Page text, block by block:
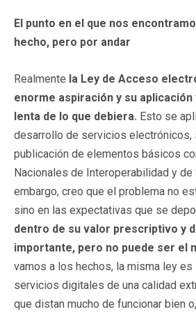
El punto en el que nos
hecho, pero por andar
Realmente la Ley de Acceso
enorme aspiración y su
lenta de lo que debiera. Esto se
desarrollo de servicios electrónicos,
publicación de elementos básicos
Nacionales de Interoperabilidad y de
embargo, creo que el problema no
sino en las expectativas que se
dentro de su valor prescriptivo y
importante, pero no puede ser el
vamos a los hechos, la misma ley es
servicios digitales de una calidad
que distan mucho de funcionar bien